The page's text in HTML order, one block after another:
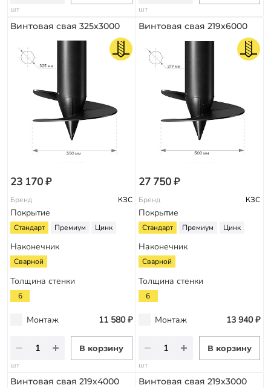
шт шт
Винтовая свая 325х3000
23 170 ₽
Бренд КЗС
Покрытие
Стандарт Премиум Цинк
Наконечник
Сварной
Толщина стенки
6
Монтаж 11 580 ₽
В корзину
шт
Винтовая свая 219х6000
27 750 ₽
Бренд КЗС
Покрытие
Стандарт Премиум Цинк
Наконечник
Сварной
Толщина стенки
6
Монтаж 13 940 ₽
В корзину
шт
Винтовая свая 219х4000 Винтовая свая 219х3000